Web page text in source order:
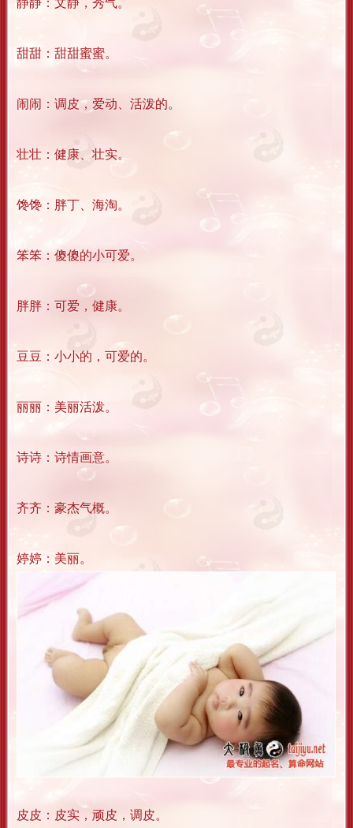
静静：文静，秀气。
甜甜：甜甜蜜蜜。
闹闹：调皮，爱动、活泼的。
壮壮：健康、壮实。
馋馋：胖丁、海淘。
笨笨：傻傻的小可爱。
胖胖：可爱，健康。
豆豆：小小的，可爱的。
丽丽：美丽活泼。
诗诗：诗情画意。
齐齐：豪杰气概。
婷婷：美丽。
皮皮：皮实，顽皮，调皮。